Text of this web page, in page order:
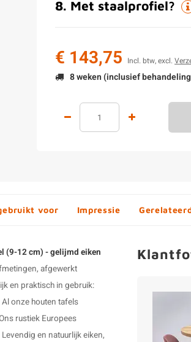
8. Met staalprofiel?
€ 143,75 Incl. btw, excl.
8 weken (inclusief
voor Impressie
(9-12 cm) - gelijmd eiken
afgewerkt
en praktisch in gebruik:
onze houten tafels
rustiek Europees
en natuurlijk eiken,